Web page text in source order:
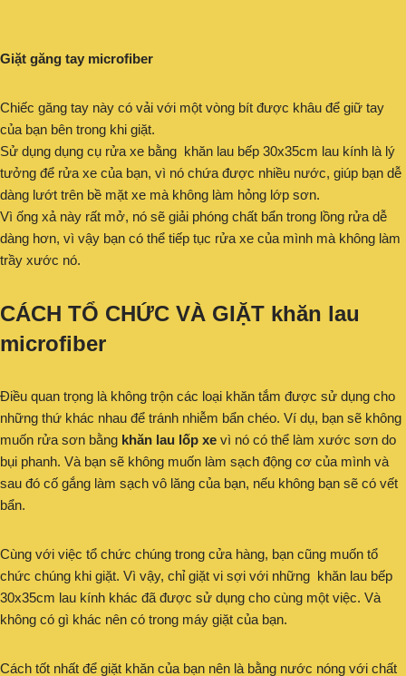
Giặt găng tay microfiber
Chiếc găng tay này có vải với một vòng bít được khâu để giữ tay
của bạn bên trong khi giặt.
Sử dụng dụng cụ rửa xe bằng khăn lau bếp 30x35cm lau kính là lý
tưởng để rửa xe của bạn, vì nó chứa được nhiều nước, giúp bạn dễ
dàng lướt trên bề mặt xe mà không làm hỏng lớp sơn.
Vì ống xả này rất mở, nó sẽ giải phóng chất bẩn trong lồng rửa dễ
dàng hơn, vì vậy bạn có thể tiếp tục rửa xe của mình mà không làm
trầy xước nó.
CÁCH TỔ CHỨC VÀ GIẶT khăn lau
microfiber
Điều quan trọng là không trộn các loại khăn tắm được sử dụng cho
những thứ khác nhau để tránh nhiễm bẩn chéo. Ví dụ, bạn sẽ không
muốn rửa sơn bằng khăn lau lốp xe vì nó có thể làm xước sơn do
bụi phanh. Và bạn sẽ không muốn làm sạch động cơ của mình và
sau đó cố gắng làm sạch vô lăng của bạn, nếu không bạn sẽ có vết
bẩn.
Cùng với việc tổ chức chúng trong cửa hàng, bạn cũng muốn tổ
chức chúng khi giặt. Vì vậy, chỉ giặt vi sợi với những khăn lau bếp
30x35cm lau kính khác đã được sử dụng cho cùng một việc. Và
không có gì khác nên có trong máy giặt của bạn.
Cách tốt nhất để giặt khăn của bạn nên là bằng nước nóng với chất